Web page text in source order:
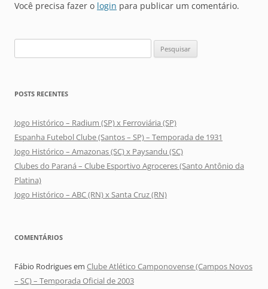
Você precisa fazer o login para publicar um comentário.
por:
POSTS RECENTES
Jogo Histórico – Radium (SP) x Ferroviária (SP)
Espanha Futebol Clube (Santos – SP) – Temporada de 1931
Jogo Histórico – Amazonas (SC) x Paysandu (SC)
Clubes do Paraná – Clube Esportivo Agroceres (Santo Antônio da
Platina)
Jogo Histórico – ABC (RN) x Santa Cruz (RN)
COMENTÁRIOS
Fábio Rodriguesem Clube Atlético Camponovense (Campos Novos
– SC) – Temporada Oficial de 2003